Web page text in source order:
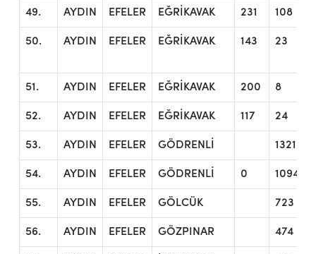
49. AYDIN EFELER EĞRİKAVAK 231 108
50. AYDIN EFELER EĞRİKAVAK 143 23
51. AYDIN EFELER EĞRİKAVAK 200 8
52. AYDIN EFELER EĞRİKAVAK 117 24
53. AYDIN EFELER GÖDRENLİ 1321
54. AYDIN EFELER GÖDRENLİ 0 1094
55. AYDIN EFELER GÖLCÜK 723
56. AYDIN EFELER GÖZPINAR 474